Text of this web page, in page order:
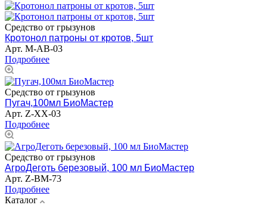
Средство от грызунов
Кротонол патроны от кротов, 5шт
Арт. M-AB-03
Подробнее
Средство от грызунов
Пугач,100мл БиоМастер
Арт. Z-XX-03
Подробнее
Средство от грызунов
АгроДеготь березовый, 100 мл БиоМастер
Арт. Z-BM-73
Подробнее
Каталог